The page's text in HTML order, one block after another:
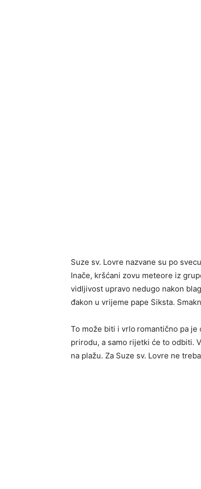
Suze sv. Lovre nazvane su po
Inače, kršćani zovu meteore iz
vidljivost upravo nedugo nakon
đakon u vrijeme pape Siksta.
To može biti i vrlo romantično pa je
prirodu, a samo rijetki će to odbiti.
na plažu. Za Suze sv. Lovre ne